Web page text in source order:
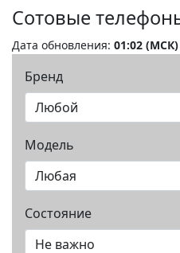
Сотовые
Дата обновления: 01:02
Бренд
Модель
Состояние